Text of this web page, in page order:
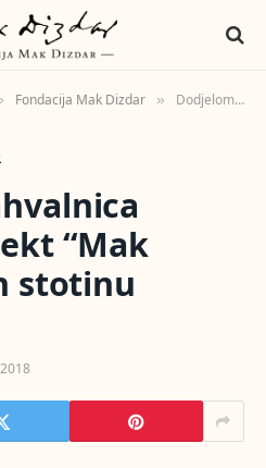
Fondacija Mak Dizdar » Dodjelom zahvalnica završen projekt “Mak Dizdar: prvih stotinu godina”
“Mak
stotinu